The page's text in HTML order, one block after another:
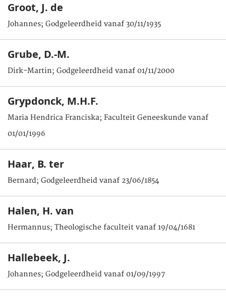
Groot, J. de
Johannes; Godgeleerdheid vanaf 30/11/1935
Grube, D.-M.
Dirk-Martin; Godgeleerdheid vanaf 01/11/2000
Grypdonck, M.H.F.
Maria Hendrica Franciska; Faculteit Geneeskunde vanaf
01/01/1996
Haar, B. ter
Bernard; Godgeleerdheid vanaf 23/06/1854
Halen, H. van
Hermannus; Theologische faculteit vanaf 19/04/1681
Hallebeek, J.
Johannes; Godgeleerdheid vanaf 01/09/1997